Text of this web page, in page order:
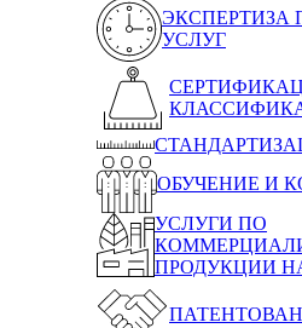
ЭКСПЕРТИЗА
УСЛУГ
ОБУЧЕНИЕ И
УСЛУГИ ПО
ПРОДУКЦИИ